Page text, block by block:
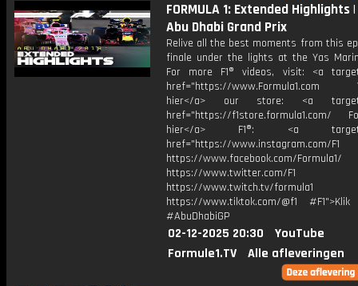
FORMULA 1: Extended Highlights
Abu Dhabi Grand Prix
Relive all the best moments from this
finale under the lights at the Yas
For more F1® videos, visit: <a
href="https://www.Formula1.com
hier</a> our store: <a
href="https://f1store.formula1.com/
hier</a> F1®: <a
href="https://www.instagram.com/F1
https://www.facebook.com/Formula1/
https://www.twitter.com/F1
https://www.twitch.tv/formula1
https://www.tiktok.com/@f1
#AbuDhabiGP
02-12-2025 20:30
YouTube
Formule1.TV
Alle afleveringen